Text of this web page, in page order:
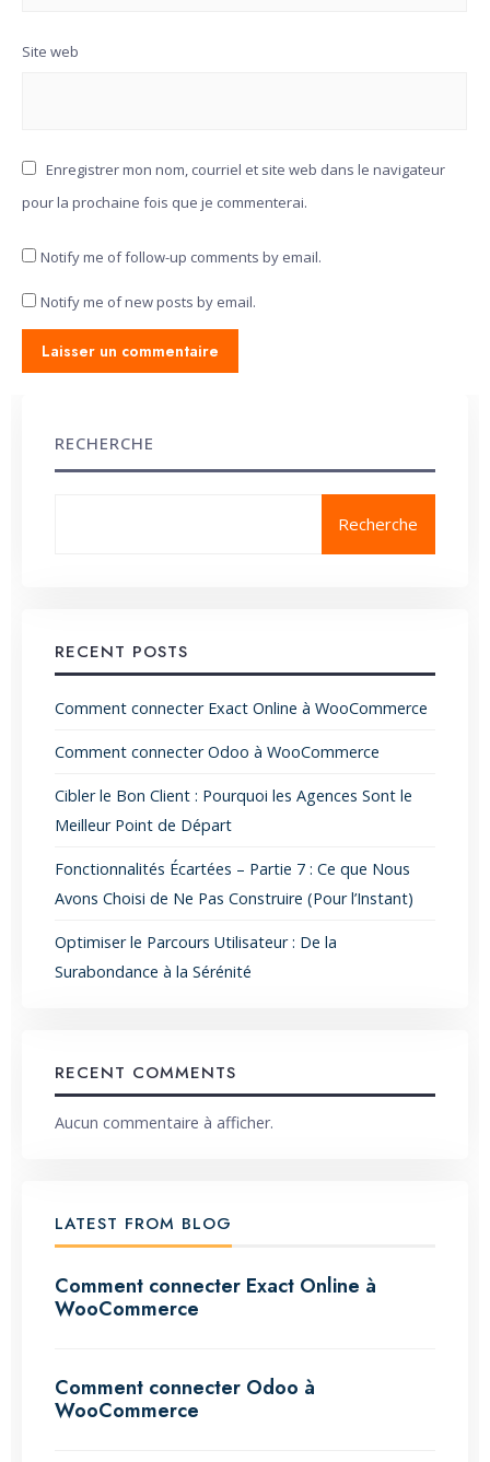
Site web
Enregistrer mon nom, courriel et site web dans le navigateur
pour la prochaine fois que je commenterai.
Notify me of follow-up comments by email.
Notify me of new posts by email.
RECHERCHE
Recherche
RECENT POSTS
Comment connecter Exact Online à WooCommerce
Comment connecter Odoo à WooCommerce
Cibler le Bon Client : Pourquoi les Agences Sont le
Meilleur Point de Départ
Fonctionnalités Écartées – Partie 7 : Ce que Nous
Avons Choisi de Ne Pas Construire (Pour l’Instant)
Optimiser le Parcours Utilisateur : De la
Surabondance à la Sérénité
RECENT COMMENTS
Aucun commentaire à afficher.
LATEST FROM BLOG
Comment connecter Exact Online à
WooCommerce
Comment connecter Odoo à
WooCommerce